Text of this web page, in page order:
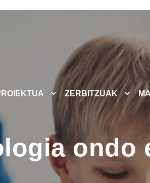
ZERBITZUAK
ondo